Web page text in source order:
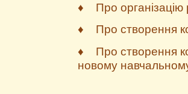
♦ Про організацію
♦ Про створення
♦ Про створення
новому